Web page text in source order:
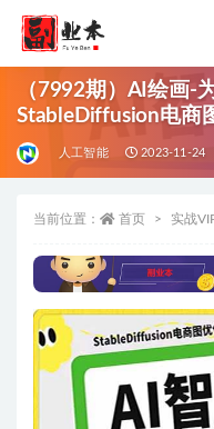
（7992期）AI绘画-
StableDiffusion电商
人工智能 2023-11-24
当前位置： 首页 实战